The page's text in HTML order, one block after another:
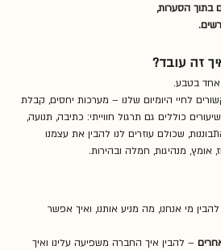
בתוך הסערות,
זה עובד?
לחיי היומיום שלנו – מערכות יחסים, קבלת
כוללים גם תרגול חווייתי: כתיבה, תנועה,
שכולם עוזרים לנו להבין את עצמנו
אומץ, מנהיגות, חמלה ובהירות.
מי אנחנו, מה מניע אותנו, ואיך אפשר
– להבין איך החברה משפיעה עלינו ואיך